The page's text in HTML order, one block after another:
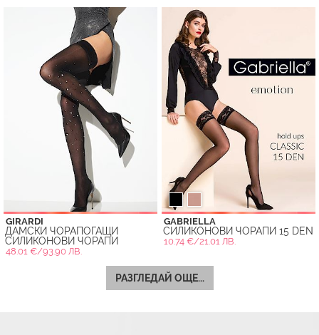
GIRARDI
ДАМСКИ ЧОРАПОГАЩИ
СИЛИКОНОВИ ЧОРАПИ
48.01 €/93.90 ЛВ.
GABRIELLA
СИЛИКОНОВИ ЧОРАПИ 15 DEN
10.74 €/21.01 ЛВ.
РАЗГЛЕДАЙ ОЩЕ...